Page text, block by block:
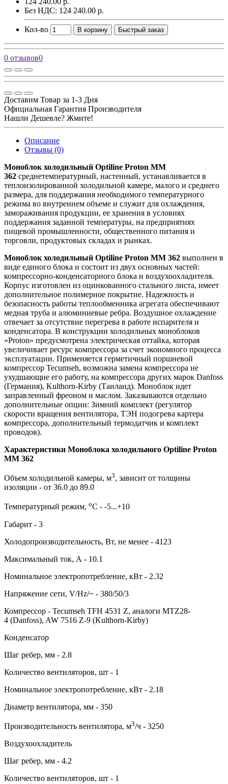
Без НДС: 124 240.00 р.
Кол-во В корзину Быстрый заказ
0 отзывов0
Доставим Товар за 1-3 Дня
Официальная Гарантия Производителя
Нашли Дешевле? Жмите!
Описание
Отзывы (0)
Моноблок холодильный Optiline Proton MM
362 среднетемпературный, настенный, устанавливается в
теплоизолированной холодильной камере, малого и среднего
размера, для поддержания необходимого температурного
режима во внутреннем объеме и служит для охлаждения,
замораживания продукции, ее хранения в условиях
поддержания заданной температуры, на предприятиях
пищевой промышленности, общественного питания и
торговли, продуктовых складах и рынках.
Моноблок холодильный Optiline Proton MM 362 выполнен в
виде единого блока и состоит из двух основных частей:
компрессорно-конденсаторного блока и воздухоохладителя.
Корпус изготовлен из оцинкованного стального листа, имеет
дополнительное полимерное покрытие. Надежность и
безопасность работы теплообменника агрегата обеспечивают
медная труба и алюминиевые ребра. Воздушное охлаждение
отвечает за отсутствие перегрева в работе испарителя и
конденсатора. В конструкции холодильных моноблоков
«Proton» предусмотрена электрическая оттайка, которая
увеличивает ресурс компрессора за счет экономного процесса
эксплуатации. Применяется герметичный поршневой
компрессор Tecumseh, возможна замена компрессора не
ухудшающие его работу, на компрессора других марок Danfoss
(Германия), Kulthorn-Kirby (Таиланд). Моноблок идет
заправленный фреоном и маслом. Заказываются отдельно
дополнительные опции: Зимний комплект (регулятор
скорости вращения вентилятора, ТЭН подогрева картера
компрессора, дополнительный термодатчик и комплект
проводов).
Характеристики Моноблока холодильного Optiline Proton
MM 362
Объем холодильной камеры, м3, зависит от толщины
изоляции - от 36.0 до 89.0
Температурный режим, оС - -5...+10
Габарит - 3
Холодопроизводительность, Вт, не менее - 4123
Максимальный ток, А - 10.1
Номинальное электропотребление, кВт - 2.32
Напряжение сети, V/Hz/~ - 380/50/3
Компрессор - Tecumseh TFH 4531 Z, аналоги MTZ28-
4 (Danfoss), AW 7516 Z-9 (Kulthorn-Kirby)
Конденсатор
Шаг ребер, мм - 2.8
Количество вентиляторов, шт - 1
Номинальное электропотребление, кВт - 2.18
Диаметр вентилятора, мм - 350
Производительность вентилятора, м3/ч - 3250
Воздухоохладитель
Шаг ребер, мм - 4.2
Количество вентиляторов, шт - 1